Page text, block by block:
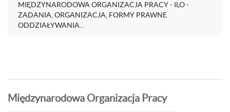
MIĘDZYNARODOWA ORGANIZACJA PRACY - ILO -
ZADANIA, ORGANIZACJA, FORMY PRAWNE
ODDZIAŁYWANIA...
Międzynarodowa Organizacja Pracy